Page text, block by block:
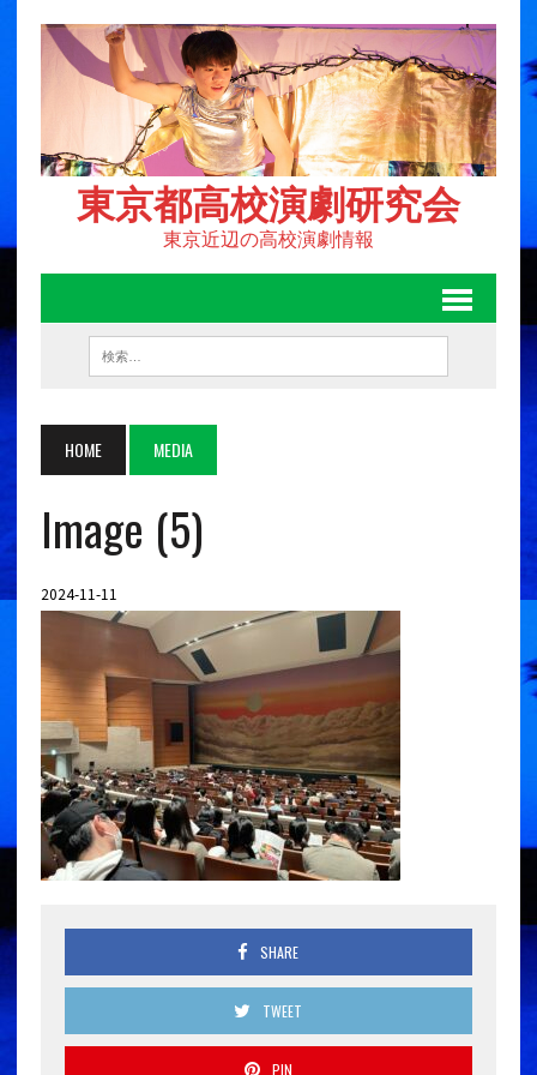
東京都高校演劇研究会
東京近辺の高校演劇情報
HOME MEDIA
Image (5)
2024-11-11
SHARE
TWEET
PIN